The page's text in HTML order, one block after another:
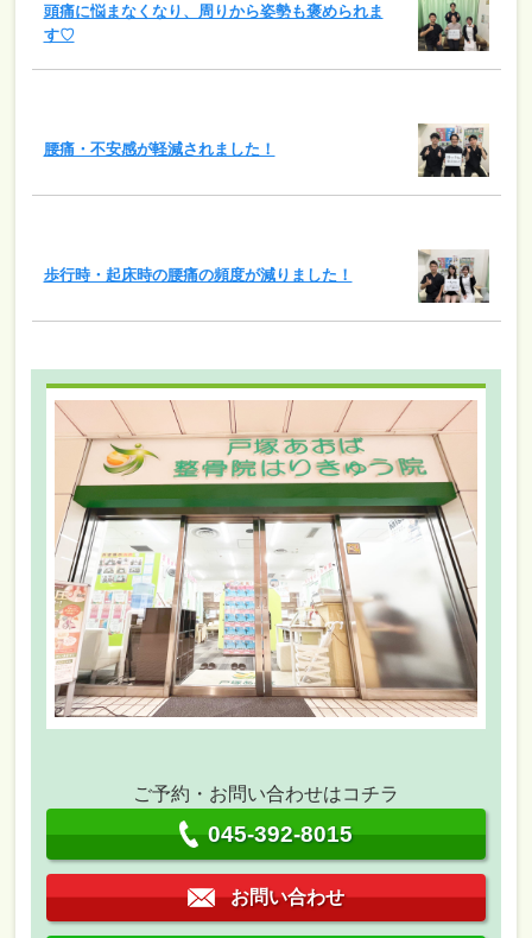
頭痛に悩まなくなり、周りから姿勢も褒められま
す♡
腰痛・不安感が軽減されました！
歩行時・起床時の腰痛の頻度が減りました！
ご予約・お問い合わせはコチラ
045-392-8015
お問い合わせ